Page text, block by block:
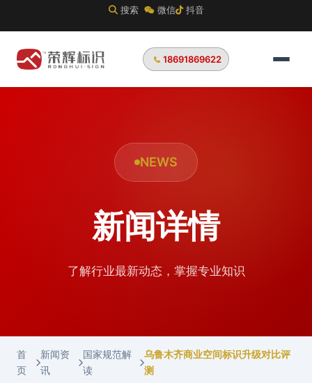
搜索 微信 抖音
18691869622
NEWS
新闻详情
了解行业最新动态，掌握专业知识
首
页
新闻资
讯
国家规范解
读
乌鲁木齐商业空间标识升级对比评
测